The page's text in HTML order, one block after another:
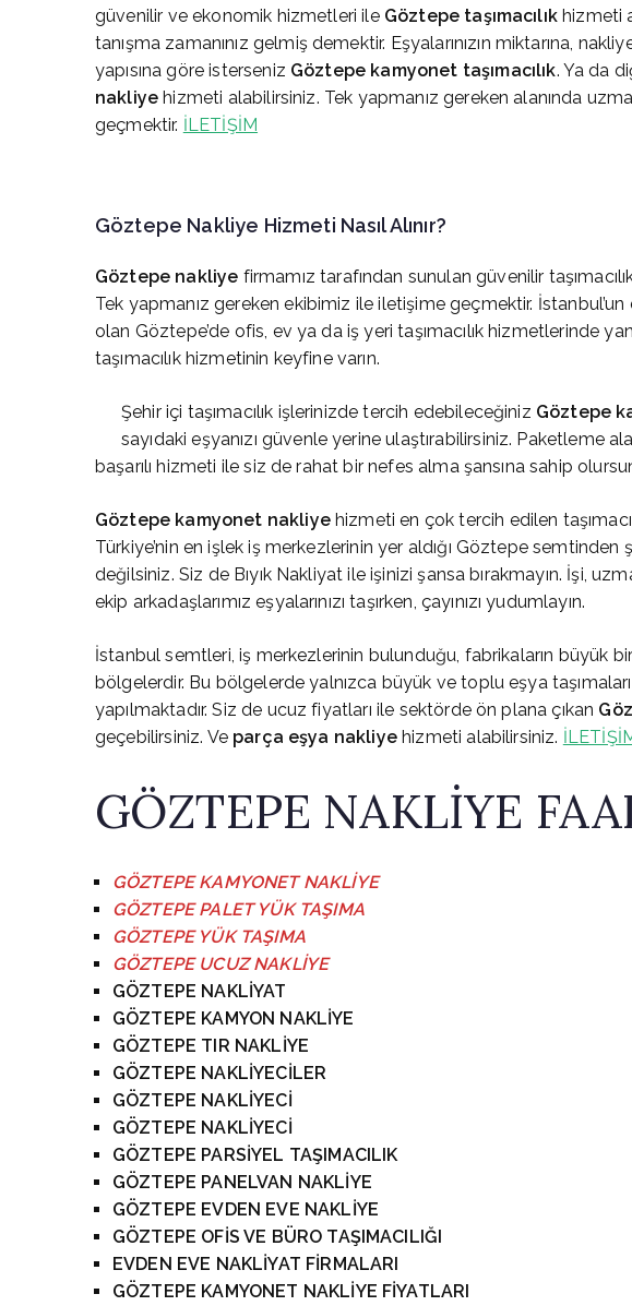
güvenilir ve ekonomik hizmetleri ile Göztepe taşımacılıkhizmeti
tanışma zamanınız gelmiş demektir. Eşyalarınızın miktarına,
yapısına göre isterseniz Göztepe kamyonet taşımacılık. Ya da
nakliye hizmeti alabilirsiniz. Tek yapmanız gereken alanında
geçmektir. İLETİŞİM
Göztepe Nakliye Hizmeti Nasıl Alınır?
Göztepe nakliye firmamız tarafından sunulan güvenilir
Tek yapmanız gereken ekibimiz ile iletişime geçmektir.
olan Göztepe’de ofis, ev ya da iş yeri taşımacılık hizmetlerinde
taşımacılık hizmetinin keyfine varın.
Şehir içi taşımacılık işlerinizde tercih edebileceğiniz Göztepe
sayıdaki eşyanızı güvenle yerine ulaştırabilirsiniz. Paketleme
başarılı hizmeti ile siz de rahat bir nefes alma şansına sahip
Göztepe kamyonet nakliyehizmeti en çok tercih edilen
Türkiye’nin en işlek iş merkezlerinin yer aldığı Göztepe semtinden
değilsiniz. Siz de Bıyık Nakliyat ile işinizi şansa bırakmayın. İşi,
ekip arkadaşlarımız eşyalarınızı taşırken, çayınızı yudumlayın.
İstanbul semtleri, iş merkezlerinin bulunduğu, fabrikaların büyük bir
bölgelerdir. Bu bölgelerde yalnızca büyük ve toplu eşya taşımaları
yapılmaktadır. Siz de ucuz fiyatları ile sektörde ön plana çıkan
geçebilirsiniz. Ve parça eşya nakliyehizmeti alabilirsiniz.
GÖZTEPE NAKLİYE
GÖZTEPE KAMYONET NAKLİYE
GÖZTEPEPALET YÜK TAŞIMA
GÖZTEPE YÜK TAŞIMA
GÖZTEPE UCUZ NAKLİYE
GÖZTEPE NAKLİYAT
GÖZTEPE KAMYON NAKLİYE
GÖZTEPE TIR NAKLİYE
GÖZTEPE NAKLİYECİLER
GÖZTEPE NAKLİYECİ
GÖZTEPE NAKLİYECİ
GÖZTEPE PARSİYEL TAŞIMACILIK
GÖZTEPE PANELVAN NAKLİYE
GÖZTEPE EVDEN EVE NAKLİYE
GÖZTEPE OFİS VE BÜRO TAŞIMACILIĞI
EVDEN EVE NAKLİYAT FİRMALARI
GÖZTEPE KAMYONET NAKLİYE FİYATLARI